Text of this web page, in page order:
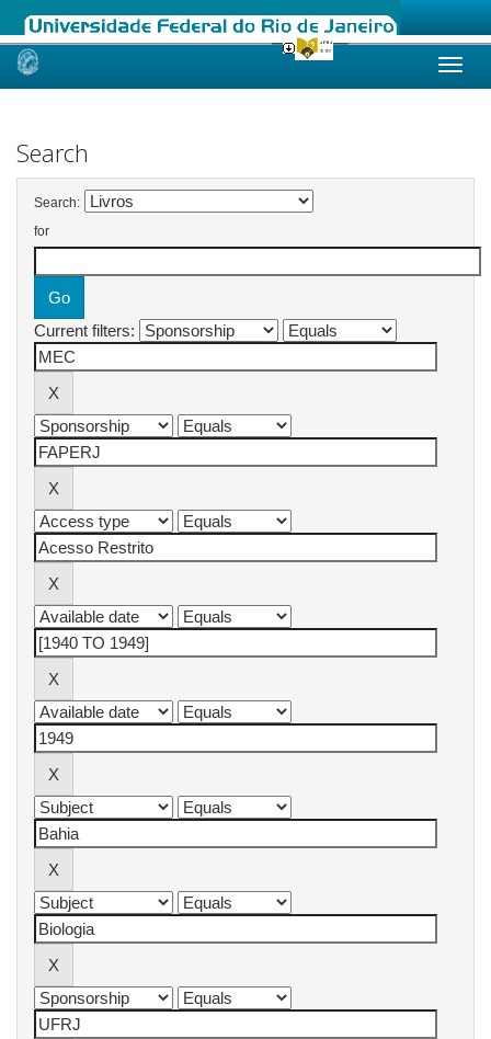
Skip
Search
Search:
for
Current filters: